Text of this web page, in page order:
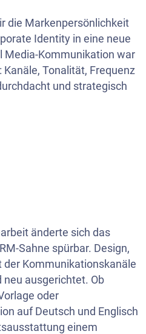
die Markenpersönlichkeit
Identity in eine neue
Media-Kommunikation war
Tonalität, Frequenz
und strategisch
änderte sich das
Sahne spürbar. Design,
der Kommunikationskanäle
ausgerichtet. Ob
oder
auf Deutsch und Englisch
einem